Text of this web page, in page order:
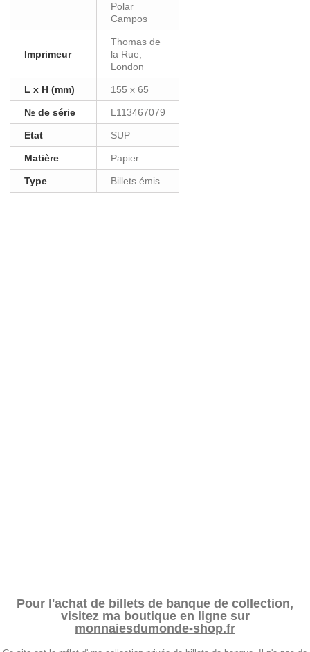
Polar
Campos
Imprimeur
Thomas de
la Rue,
London
L x H (mm) 155 x 65
№ de série L113467079
Etat SUP
Matière Papier
Type Billets émis
Pour l'achat de billets de banque de collection,
visitez ma boutique en ligne sur
monnaiesdumonde-shop.fr